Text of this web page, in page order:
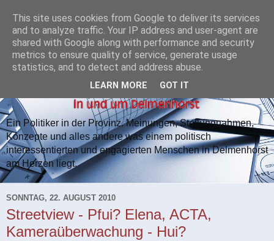
Ein Politiker in der Provinz. Meinungen, Stellungnahmen,
Konzepte und alles andere was einem politisch
interessentierten und engagierten Menschen in Delmenhorst
am Herzen liegt.
SONNTAG, 22. AUGUST 2010
Streetview - Pfui? Elena, ACTA,
Kameraüberwachung - Hui?
This site uses cookies from Google to deliver its services
and to analyze traffic. Your IP address and user-agent are
shared with Google along with performance and security
metrics to ensure quality of service, generate usage
statistics, and to detect and address abuse.
LEARN MORE GOT IT